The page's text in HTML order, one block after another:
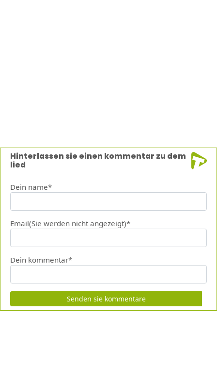
Hinterlassen sie einen kommentar zu dem
lied
Dein name*
Email(Sie werden nicht angezeigt)*
Dein kommentar*
Senden sie kommentare